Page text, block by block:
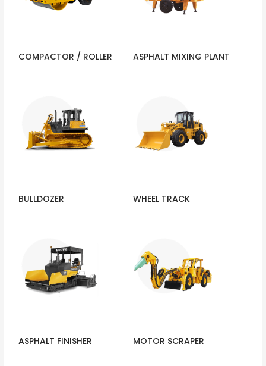
COMPACTOR / ROLLER
BULLDOZER
ASPHALT FINISHER
ASPHALT MIXING PLANT
WHEEL TRACK
MOTOR SCRAPER